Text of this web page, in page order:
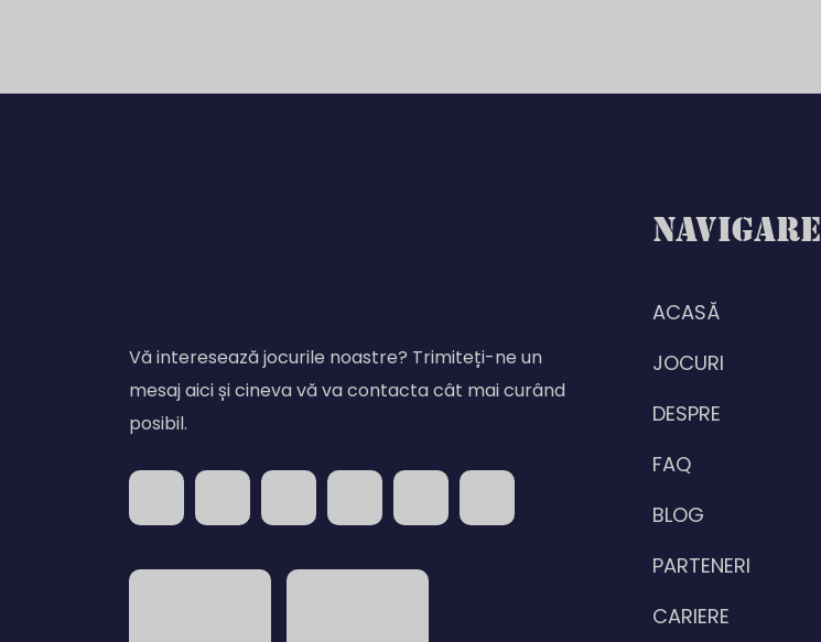
Vă interesează jocurile noastre? Trimiteți-ne un
mesaj aici și cineva vă va contacta cât mai curând
posibil.
NAVIGARE
ACASĂ
JOCURI
DESPRE
FAQ
BLOG
PARTENERI
CARIERE